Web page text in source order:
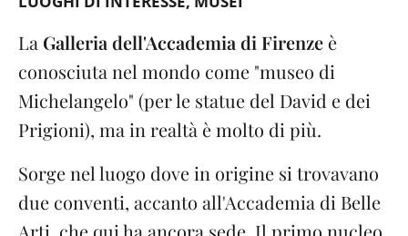
La Galleria dell'Accademia di Firenze è
conosciuta nel mondo come "museo di
Michelangelo" (per le statue del David e dei
Prigioni), ma in realtà è molto di più.
Sorge nel luogo dove in origine si trovavano
due conventi, accanto all'Accademia di Belle
Arti, che qui ha ancora sede. Il primo nucleo